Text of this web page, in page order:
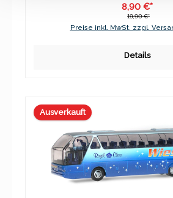
8,90 €*
19,90 €*
Preise inkl. MwSt. zzgl.
Details
Ausverkauft